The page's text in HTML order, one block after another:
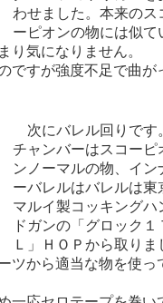
わせました。本来のス
ーピオンの物には似て
り気になりません。
ですが強度不足で曲が
次にバレル回りです
チャンバーはスコーピ
ンノーマルの物、イン
ーバレルはバレルは東
マルイ製コッキングハ
ドガンの「グロック１
Ｌ」ＨＯＰから取りま
ツから適当な物を使っ